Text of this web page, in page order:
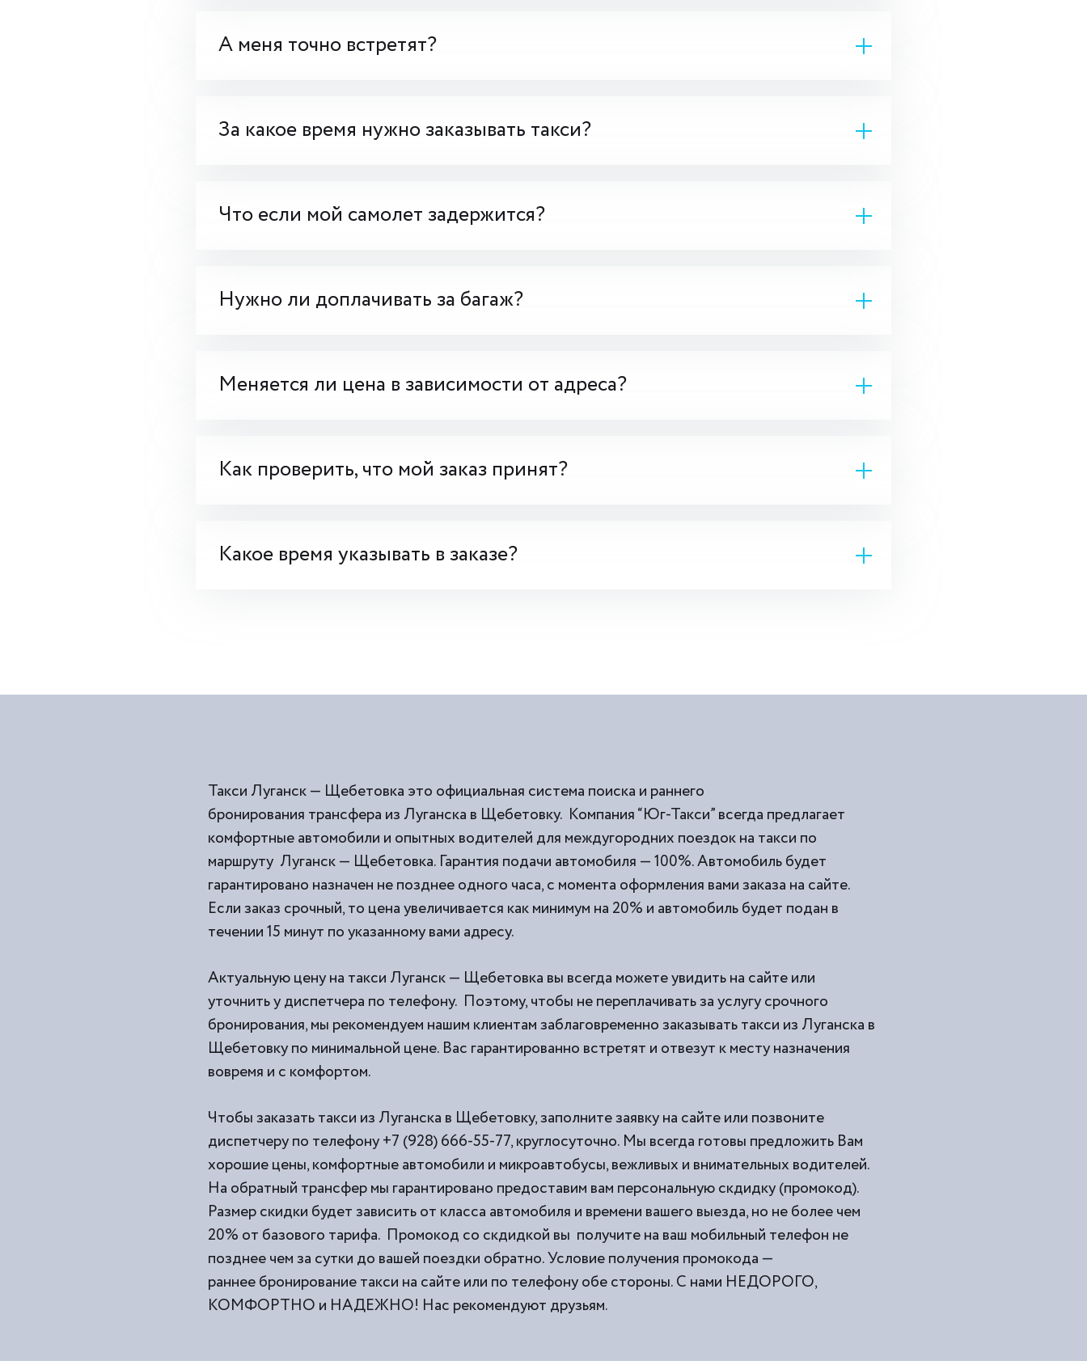
А меня точно встретят?
За какое время нужно заказывать такси?
Что если мой самолет задержится?
Нужно ли доплачивать за багаж?
Меняется ли цена в зависимости от адреса?
Как проверить, что мой заказ принят?
Какое время указывать в заказе?
Такси Луганск — Щебетовка это официальная система поиска и раннего
бронирования трансфера из Луганска в Щебетовку. Компания “Юг-Такси” всегда предлагает
комфортные автомобили и опытных водителей для междугородних поездок на такси по
маршруту Луганск — Щебетовка. Гарантия подачи автомобиля — 100%. Автомобиль будет
гарантировано назначен не позднее одного часа, с момента оформления вами заказа на сайте.
Если заказ срочный, то цена увеличивается как минимум на 20% и автомобиль будет подан в
течении 15 минут по указанному вами адресу.
Актуальную цену на такси Луганск — Щебетовка вы всегда можете увидить на сайте или
уточнить у диспетчера по телефону. Поэтому, чтобы не переплачивать за услугу срочного
бронирования, мы рекомендуем нашим клиентам заблаговременно заказывать такси из Луганска в
Щебетовку по минимальной цене. Вас гарантированно встретят и отвезут к месту назначения
вовремя и с комфортом.
Чтобы заказать такси из Луганска в Щебетовку, заполните заявку на сайте или позвоните
диспетчеру по телефону +7 (928) 666-55-77, круглосуточно. Мы всегда готовы предложить Вам
хорошие цены, комфортные автомобили и микроавтобусы, вежливых и внимательных водителей.
На обратный трансфер мы гарантировано предоставим вам персональную скдидку (промокод).
Размер скидки будет зависить от класса автомобиля и времени вашего выезда, но не более чем
20% от базового тарифа. Промокод со скдидкой вы получите на ваш мобильный телефон не
позднее чем за сутки до вашей поездки обратно. Условие получения промокода —
раннее бронирование такси на сайте или по телефону обе стороны. С нами НЕДОРОГО,
КОМФОРТНО и НАДЕЖНО! Нас рекомендуют друзьям.